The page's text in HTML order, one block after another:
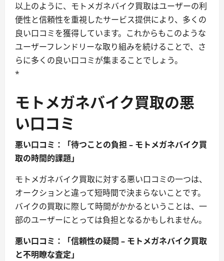
以上のように、モトメガネバイク買取はユーザーの利
便性と信頼性を重視したサービス提供により、多くの
良い口コミを獲得しています。これからもこのような
ユーザーフレンドリーな取り組みを続けることで、さ
らに多くの良い口コミが集まることでしょう。
*
モトメガネバイク買取の悪
い口コミ
悪い口コミ：「待つことの負担 – モトメガネバイク買
取の時間的課題」
モトメガネバイク買取に対する悪い口コミの一つは、
オークションと違って短時間で決まらないことです。
バイクの買取に際して時間がかかるということは、一
部のユーザーにとっては負担となるかもしれません。
悪い口コミ：「信頼性の疑問 – モトメガネバイク買取
と不明瞭な査定」